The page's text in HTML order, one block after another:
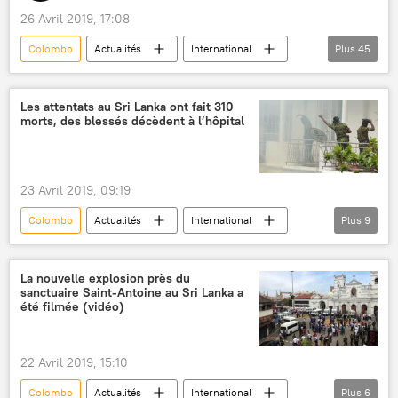
impact
Explosions dans des hôtels et églises au Sri Lanka
26 Avril 2019, 17:08
Colombo Actualités
International
Inde
Israël
Europe
Royaume-Uni
Pays-Bas
Sri Lanka
Angela Merkel
Emmanuel Macron
Ruwan Wijewardene
Direction générale de la sécurité intérieure (DGSI)
DGSE
renseignement
police
terrorisme
islamisme
victimes
explosion
christianisme
services secrets
église
catholicisme
islamistes
Plus 45
Les attentats au Sri Lanka ont fait 310
morts, des blessés décèdent à l’hôpital
23 Avril 2019, 09:19
Colombo Actualités
International
Sri Lanka
Ruwan Gunasekera
National Thawheed Jama'ut (NTJ)
terrorisme
victimes
attentat
blessés
Plus 9
La nouvelle explosion près du
sanctuaire Saint-Antoine au Sri Lanka a
été filmée (vidéo)
22 Avril 2019, 15:10
Colombo Actualités
International
Plus 6